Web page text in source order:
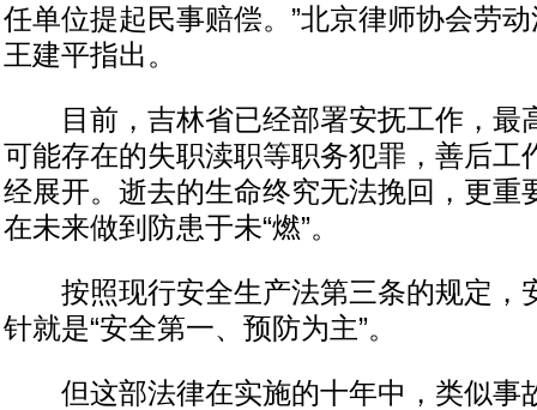
任单位提起民事赔偿。”北京律师协会劳
王建平指出。
目前，吉林省已经部署安抚工作，最
可能存在的失职渎职等职务犯罪，善后工
经展开。逝去的生命终究无法挽回，更重
在未来做到防患于未“燃”。
按照现行安全生产法第三条的规定，
针就是“安全第一、预防为主”。
但这部法律在实施的十年中，类似事